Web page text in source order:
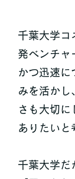
千葉大学コ
発ベンチャ
かつ迅速に
みを活かし
さも大切に
ありたいと
千葉大学だ